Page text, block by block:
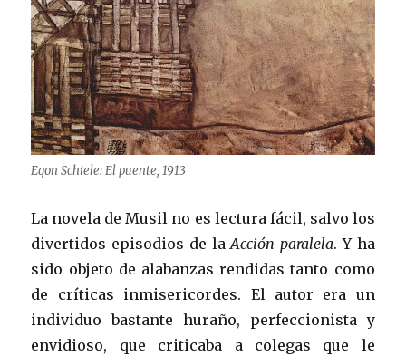
Egon Schiele: El puente, 1913
La novela de Musil no es lectura fácil, salvo los
divertidos episodios de laAcción paralela. Y ha
sido objeto de alabanzas rendidas tanto como
de críticas inmisericordes. El autor era un
individuo bastante huraño, perfeccionista y
envidioso, que criticaba a colegas que le